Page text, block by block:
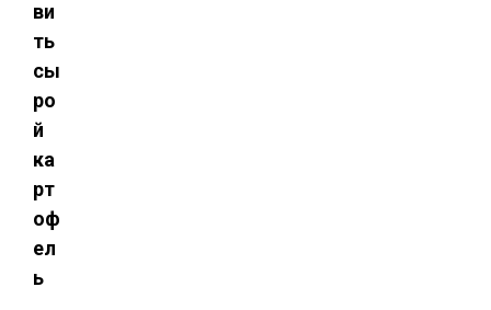
ви
ть
сы
ро
й
ка
рт
оф
ел
ь